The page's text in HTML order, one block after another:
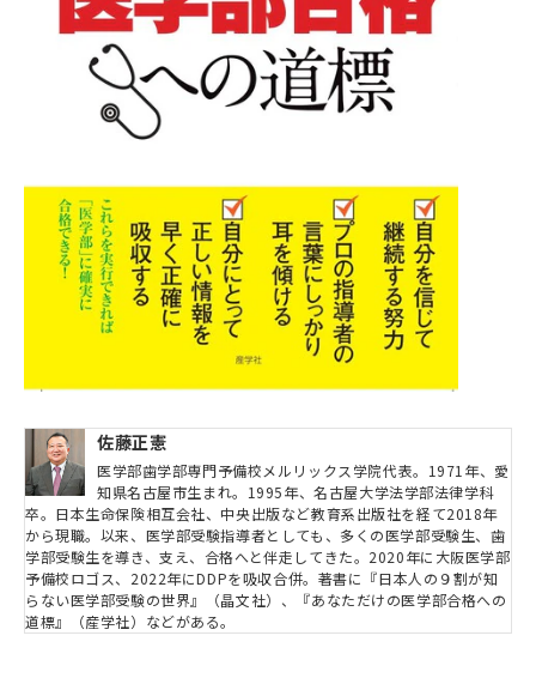
佐藤正憲
医学部歯学部専門予備校メルリックス学院代表。1971年、愛
知県名古屋市生まれ。1995年、名古屋大学法学部法律学科
卒。日本生命保険相互会社、中央出版など教育系出版社を経て2018年
から現職。以来、医学部受験指導者としても、多くの医学部受験生、歯
学部受験生を導き、支え、合格へと伴走してきた。2020年に大阪医学部
予備校ロゴス、2022年にDDPを吸収合併。著書に『日本人の９割が知
らない医学部受験の世界』（晶文社）、『あなただけの医学部合格への
道標』（産学社）などがある。